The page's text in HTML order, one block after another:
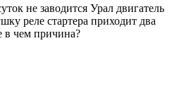
не заводится Урал двигатель
реле стартера приходит два
в чем причина?